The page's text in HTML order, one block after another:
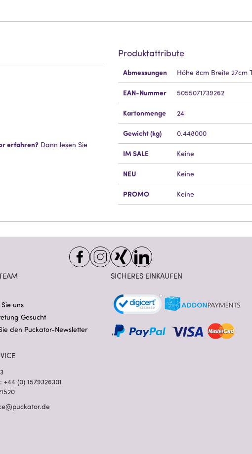
erfahren? Dann lesen Sie
Produktattribute
Information
Abmessungen Höhe 8cm Breite 27cm
EAN-Nummer 5055071739262
Kartonmenge 24
Gewicht (kg) 0.448000
IM SALE Keine
NEU Keine
PROMO Keine
uns
Gesucht
den Puckator-Newsletter
(0) 1579326301
SICHERES EINKAUFEN